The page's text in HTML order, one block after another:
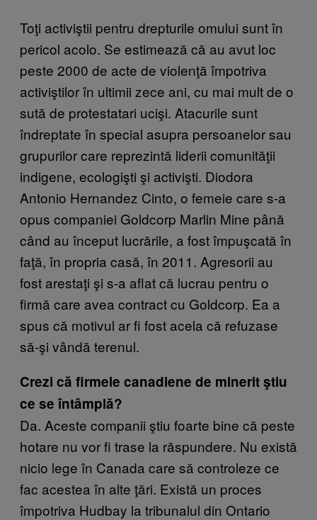
Toţi activiştii pentru drepturile omului sunt în
pericol acolo. Se estimează că au avut loc
peste 2000 de acte de violenţă împotriva
activiştilor în ultimii zece ani, cu mai mult de o
sută de protestatari ucişi. Atacurile sunt
îndreptate în special asupra persoanelor sau
grupurilor care reprezintă liderii comunităţii
indigene, ecologişti şi activişti. Diodora
Antonio Hernandez Cinto, o femeie care s-a
opus companiei Goldcorp Marlin Mine până
când au început lucrările, a fost împuşcată în
faţă, în propria casă, în 2011. Agresorii au
fost arestaţi şi s-a aflat că lucrau pentru o
firmă care avea contract cu Goldcorp. Ea a
spus că motivul ar fi fost acela că refuzase
să-şi vândă terenul.
Crezi că firmele canadiene de minerit ştiu
ce se întâmplă?
Da. Aceste companii ştiu foarte bine că peste
hotare nu vor fi trase la răspundere. Nu există
nicio lege în Canada care să controleze ce
fac acestea în alte ţări. Există un proces
împotriva Hudbay la tribunalul din Ontario